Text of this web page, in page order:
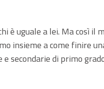
è uguale a lei. Ma così il
insieme a come finire
secondarie di primo